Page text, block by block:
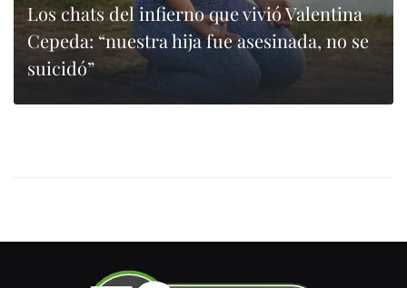
Los chats del infierno que vivió Valentina
Cepeda: “nuestra hija fue asesinada, no se
suicidó”